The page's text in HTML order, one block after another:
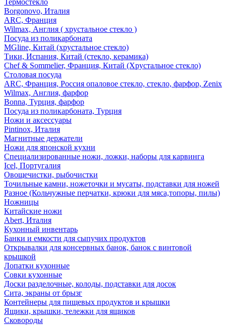
Термостекло
Borgonovo, Италия
ARC, Франция
Wilmax, Англия ( хрустальное стекло )
Посуда из поликарбоната
MGline, Китай (хрустальное стекло)
Тики, Испания, Китай (стекло, керамика)
Chef & Sommelier, Франция, Китай (Хрустальное стекло)
Столовая посуда
ARC, Франция, Россия опаловое стекло, стекло, фарфор, Zenix
Wilmax, Англия, фарфор
Bonna, Турция, фарфор
Посуда из поликарбоната, Турция
Ножи и аксессуары
Pintinox, Италия
Магнитные держатели
Ножи для японской кухни
Специализированные ножи, ложки, наборы для карвинга
Icel, Португалия
Овощечистки, рыбочистки
Точильные камни, ножеточки и мусаты, подставки для ножей
Разное (Кольчужные перчатки, крюки для мяса,топоры, пилы)
Ножницы
Китайские ножи
Abert, Италия
Кухонный инвентарь
Банки и емкости для сыпучих продуктов
Открывалки для консервных банок, банок с винтовой
крышкой
Лопатки кухонные
Совки кухонные
Доски разделочные, колоды, подставки для досок
Сита, экраны от брызг
Контейнеры для пищевых продуктов и крышки
Ящики, крышки, тележки для ящиков
Сковороды